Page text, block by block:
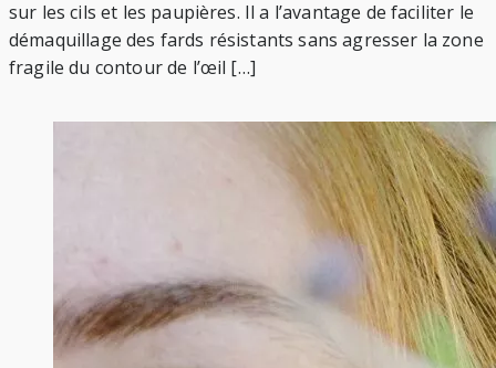
sur les cils et les paupières. Il a l’avantage de faciliter le
démaquillage des fards résistants sans agresser la zone
fragile du contour de l’œil […]